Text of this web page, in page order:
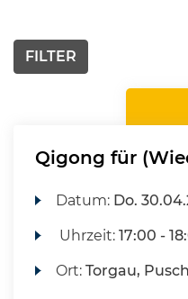
FILTER
Qigong für
Datum: Do.
Uhrzeit:17:00 -
Ort:Torgau,